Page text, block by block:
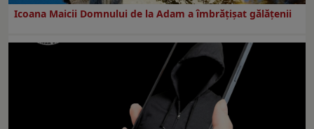
Icoana Maicii Domnului de la Adam a îmbrățișat gălățenii